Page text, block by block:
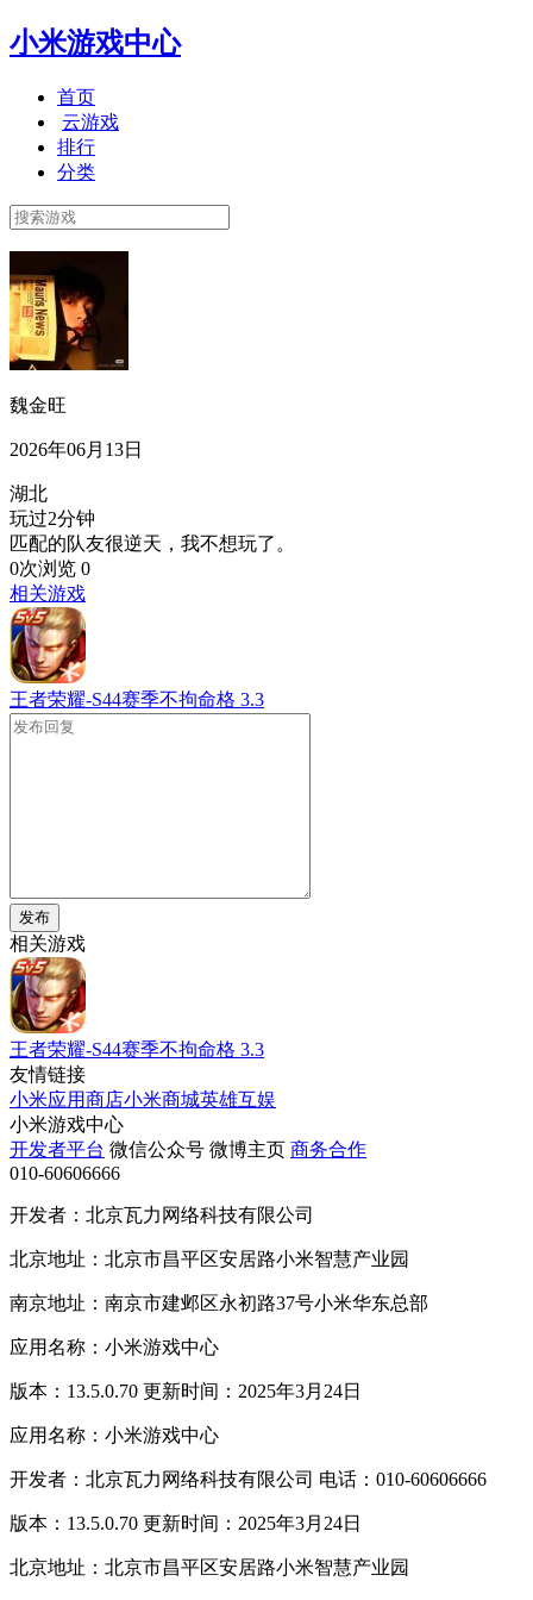
小米游戏中心
首页
云游戏
排行
分类
魏金旺
2026年06月13日
湖北
玩过2分钟
匹配的队友很逆天，我不想玩了。
0次浏览 0
相关游戏
王者荣耀-S44赛季不拘命格 3.3
发布
相关游戏
王者荣耀-S44赛季不拘命格 3.3
友情链接
小米应用商店小米商城英雄互娱
小米游戏中心
开发者平台 微信公众号 微博主页 商务合作
010-60606666
开发者：北京瓦力网络科技有限公司
北京地址：北京市昌平区安居路小米智慧产业园
南京地址：南京市建邺区永初路37号小米华东总部
应用名称：小米游戏中心
版本：13.5.0.70 更新时间：2025年3月24日
应用名称：小米游戏中心
开发者：北京瓦力网络科技有限公司 电话：010-60606666
版本：13.5.0.70 更新时间：2025年3月24日
北京地址：北京市昌平区安居路小米智慧产业园